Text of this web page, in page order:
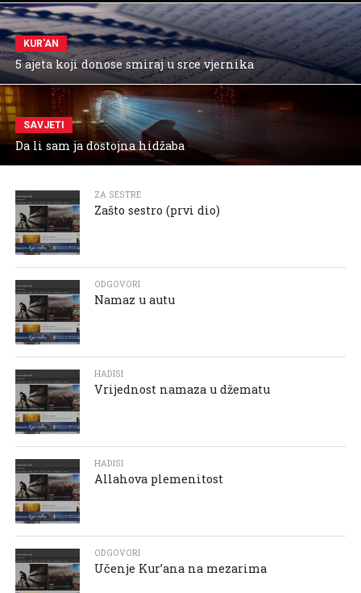
KUR'AN
5 ajeta koji donose smiraj u srce vjernika
SAVJETI
Da li sam ja dostojna hidžaba
ZA SESTRE
Zašto sestro (prvi dio)
ODGOVORI
Namaz u autu
HADISI
Vrijednost namaza u džematu
HADISI
Allahova plemenitost
ODGOVORI
Učenje Kur’ana na mezarima